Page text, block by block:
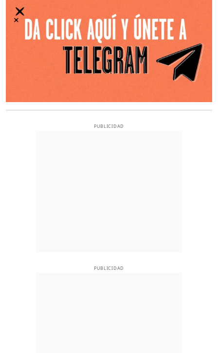
PUBLICIDAD
PUBLICIDAD